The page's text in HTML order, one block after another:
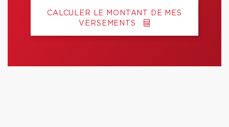
CALCULER LE MONTANT DE MES
VERSEMENTS